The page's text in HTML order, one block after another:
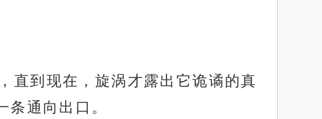
直到现在，旋涡才露出它诡谲的真
通向出口。